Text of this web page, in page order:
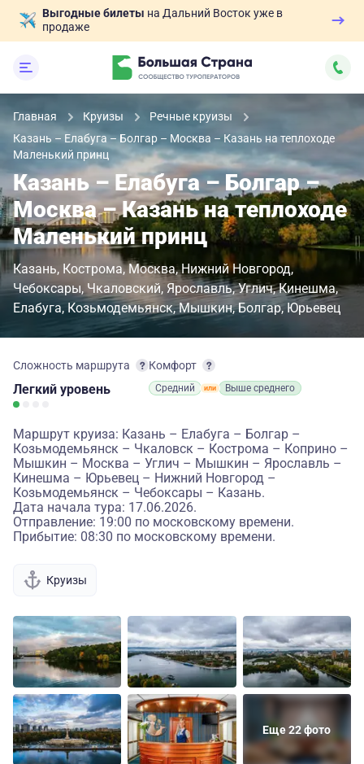
Выгодные билеты на Дальний Восток уже в
продаже
Главная Круизы
Речные круизы
Казань – Елабуга – Болгар – Москва – Казань на теплоходе
Маленький принц
Казань – Елабуга – Болгар –
Москва – Казань на теплоходе
Маленький принц
Казань Кострома Москва Нижний Новгород
Чебоксары Чкаловский Ярославль Углич Кинешма
Елабуга Козьмодемьянск Мышкин Болгар Юрьевец
Сложность маршрута
Легкий уровень
Комфорт
Средний Выше среднего
Маршрут круиза: Казань – Елабуга – Болгар –
Козьмодемьянск – Чкаловск – Кострома – Коприно –
Мышкин – Москва – Углич – Мышкин – Ярославль –
Кинешма – Юрьевец – Нижний Новгород –
Козьмодемьянск – Чебоксары – Казань.
Дата начала тура: 17.06.2026.
Отправление: 19:00 по московскому времени.
Прибытие: 08:30 по московскому времени.
Круизы
Еще 22 фото